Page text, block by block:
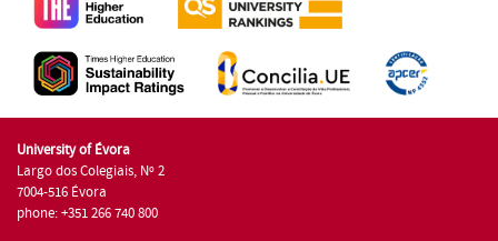
University of Évora
Largo dos Colegiais, Nº 2
7004-516 Évora
phone: +351 266 740 800